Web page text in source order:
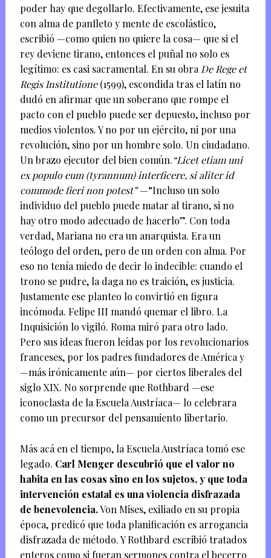
poder hay que degollarlo. Efectivamente, ese jesuita
con alma de panfleto y mente de escolástico,
escribió —como quien no quiere la cosa— que si el
rey deviene tirano, entonces el puñal no solo es
legítimo: es casi sacramental. En su obra De Rege et
Regis Institutione(1599), escondida tras el latín no
dudó en afirmar que un soberano que rompe el
pacto con el pueblo puede ser depuesto, incluso por
medios violentos. Y no por un ejército, ni por una
revolución, sino por un hombre solo. Un ciudadano.
Un brazo ejecutor del bien común.“Licet etiam uni
ex populo eum (tyrannum) interficere, si aliter id
commode fieri non potest”—“Incluso un solo
individuo del pueblo puede matar al tirano, si no
hay otro modo adecuado de hacerlo”. Con toda
verdad, Mariana no era un anarquista. Era un
teólogo del orden, pero de un orden con alma. Por
eso no tenía miedo de decir lo indecible: cuando el
trono se pudre, la daga no es traición, es justicia.
Justamente ese planteo lo convirtió en figura
incómoda. Felipe III mandó quemar el libro. La
Inquisición lo vigiló. Roma miró para otro lado.
Pero sus ideas fueron leídas por los revolucionarios
franceses, por los padres fundadores de América y
—más irónicamente aún— por ciertos liberales del
siglo XIX. No sorprende que Rothbard —ese
iconoclasta de la Escuela Austríaca— lo celebrara
como un precursor del pensamiento libertario.
Más acá en el tiempo, la Escuela Austríaca tomó ese
legado. Carl Menger descubrió que el valor no
habita en las cosas sino en los sujetos, y que toda
intervención estatal es una violencia disfrazada
de benevolencia.Von Mises, exiliado en su propia
época, predicó que toda planificación es arrogancia
disfrazada de método. Y Rothbard escribió tratados
enteros como si fueran sermones contra el becerro